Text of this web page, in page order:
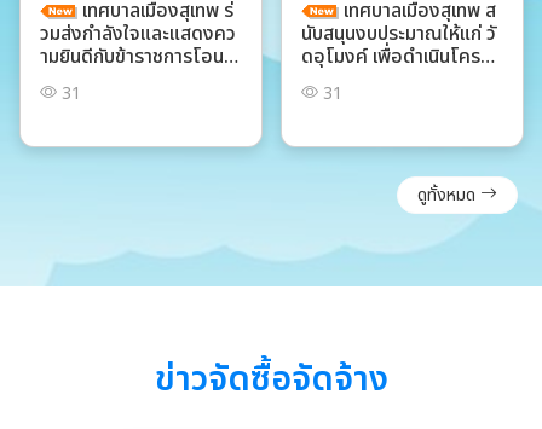
เทศบาลเมืองสุเทพ ร่
วมส่งกำลังใจและแสดงคว
ามยินดีกับข้าราชการโอน(ย้
าย)31
เทศบาลเมืองสุเทพ ส
นับสนุนงบประมาณให้แก่ วั
ดอุโมงค์ เพื่อดำเนินโครงก
ารวิปัสสนาสัญจร ประจำปีง
บประมาณ พ.ศ. 2569 ณ วั
31
ดูทั้งหมด
ข่าวจัดซื้อจัดจ้าง